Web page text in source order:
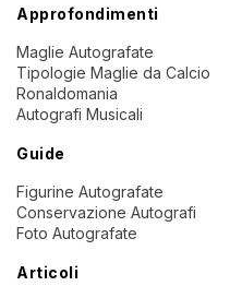
Approfondimenti
Maglie Autografate
Tipologie Maglie da Calcio
Ronaldomania
Autografi Musicali
Guide
Figurine Autografate
Conservazione Autografi
Foto Autografate
Articoli